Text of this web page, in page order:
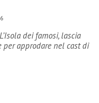
dei famosi, lascia
approdare nel cast di